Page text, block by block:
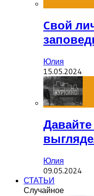
Cвой
Юлия
15.05.2024
Юлия
09.05.2024
СТАТЬИ
Случайное